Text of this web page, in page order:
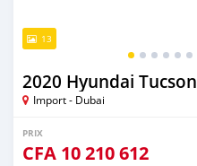
13
2020 Hyundai Tucson
Import - Dubai
PRIX
CFA 10 210 612